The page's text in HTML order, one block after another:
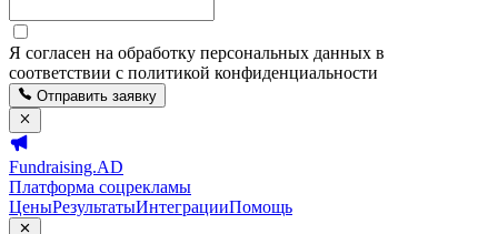
Я согласен на обработку персональных данных в
соответствии с политикой конфиденциальности
Отправить заявку
Fundraising.AD
Платформа соцрекламы
ЦеныРезультатыИнтеграцииПомощь